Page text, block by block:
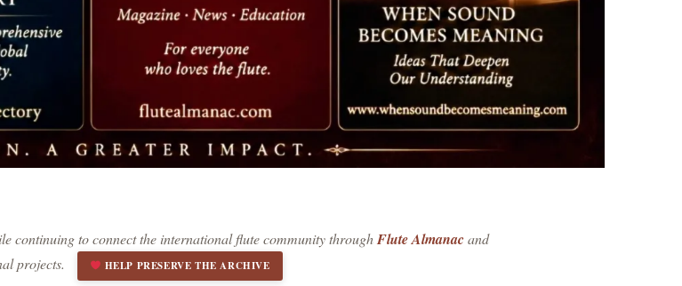
continuing to connect the international flute community throughFlute Almanacand
projects.
HELP PRESERVE THE ARCHIVE